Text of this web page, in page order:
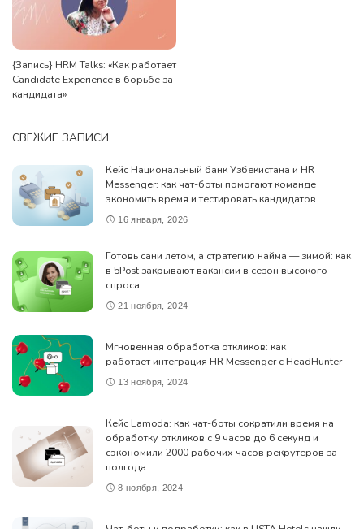
{Запись} HRM Talks: «Как работает
Candidate Experience в борьбе за
кандидата»
СВЕЖИЕ ЗАПИСИ
Кейс Национальный банк Узбекистана и HR
Messenger: как чат-боты помогают команде
экономить время и тестировать кандидатов
16 января, 2026
Готовь сани летом, а стратегию найма — зимой: как
в 5Post закрывают вакансии в сезон высокого
спроса
21 ноября, 2024
Мгновенная обработка откликов: как
работает интеграция HR Messenger с HeadHunter
13 ноября, 2024
Кейс Lamoda: как чат-боты сократили время на
обработку откликов с 9 часов до 6 секунд и
сэкономили 2000 рабочих часов рекрутеров за
полгода
8 ноября, 2024